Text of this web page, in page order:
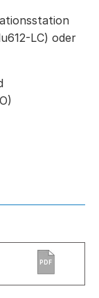
LC) oder
PDF